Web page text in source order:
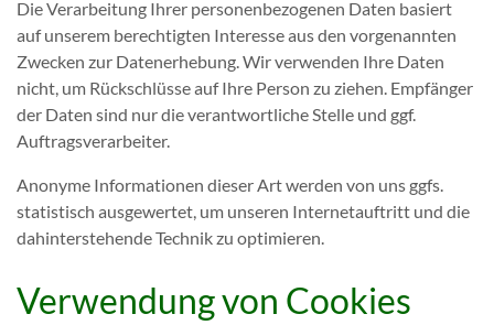
Die Verarbeitung Ihrer personenbezogenen Daten basiert
auf unserem berechtigten Interesse aus den vorgenannten
Zwecken zur Datenerhebung. Wir verwenden Ihre Daten
nicht, um Rückschlüsse auf Ihre Person zu ziehen. Empfänger
der Daten sind nur die verantwortliche Stelle und ggf.
Auftragsverarbeiter.
Anonyme Informationen dieser Art werden von uns ggfs.
statistisch ausgewertet, um unseren Internetauftritt und die
dahinterstehende Technik zu optimieren.
Verwendung von Cookies